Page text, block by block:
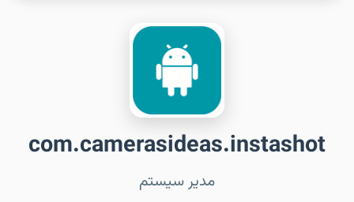
com.camerasideas.instashot
مدیر سیستم